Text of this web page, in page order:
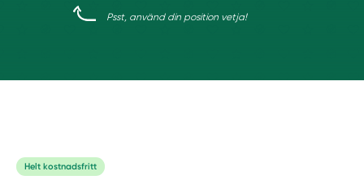
Psst, använd din position vetja!
Helt kostnadsfritt